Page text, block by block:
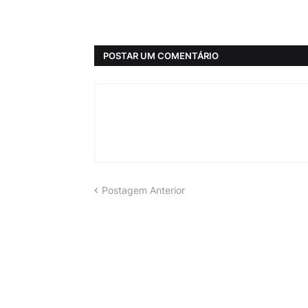
POSTAR UM COMENTÁRIO
Postagem Anterior